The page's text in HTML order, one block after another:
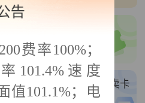
三网话费/商超直充
权益帮充
0 单可接
买卡/卖卡
低买高卖
告
费率100%；
101.4%速度
值101.1%；电